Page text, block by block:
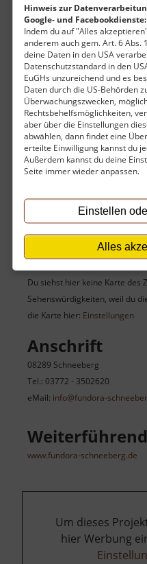
Hinweis zur
Google- und Facebookdienste:
Indem du auf "Alles
anderem auch gem. Art. 6 Abs.
deine Daten in den USA
Datenschutzstandard in den
EuGHs unzureichend und es
Daten durch die US-Behörden
Überwachungszwecken,
Rechtsbehelfsmöglichkeiten,
aber über die Einstellungen
abwählen, dann findet eine
erteilte Einwilligung kannst du
Außerdem kannst du deine
Seite immer wieder anpassen.
Einstellen
Alles
Eintritt
Vollzahler:
23,00 €
Ermäßigt:
17,00 €
Montag:
geschlossen
Dienstag:
09:00 Uhr -
Mittwoch:
14:00 Uhr -
Donnerstag:
14:00 Uhr -
Freitag:
14:00 Uhr -
Samstag:
10:00 Uhr -
Sonntag:
10:00 Uhr -
An Feiertagen gelten die
Du siehst hier keine Karte des
Sehenswürdigkeiten, weil du
die Karte hier: Einstellungen
Anschrift
08289 Schneeberg
Tel.: 03772 - 3502620
eMail: info@fundora-
www.fundora-schneeberg.de
Um dieses
hier Werbung